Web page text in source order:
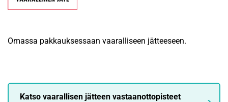
Omassa pakkauksessaan vaaralliseen jätteeseen.
Katso vaarallisen jätteen vastaanottopisteet